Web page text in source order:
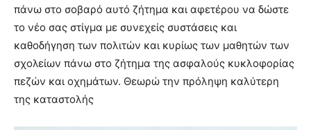
πάνω στο σοβαρό αυτό ζήτημα και αφετέρου να δώστε
το νέο σας στίγμα με συνεχείς συστάσεις και
καθοδήγηση των πολιτών και κυρίως των μαθητών των
σχολείων πάνω στο ζήτημα της ασφαλούς κυκλοφορίας
πεζών και οχημάτων. Θεωρώ την πρόληψη καλύτερη
της καταστολής